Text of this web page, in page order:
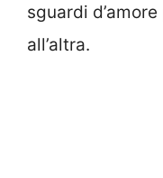
sguardi
all’altra.